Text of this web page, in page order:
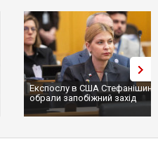
Експослу в США
обрали запобіжний захід